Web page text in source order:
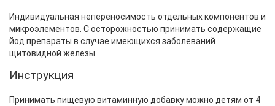
Индивидуальная непереносимость отдельных компонентов и
микроэлементов. С осторожностью принимать содержащие
йод препараты в случае имеющихся заболеваний
щитовидной железы.
Инструкция
Принимать пищевую витаминную добавку можно детям от 4